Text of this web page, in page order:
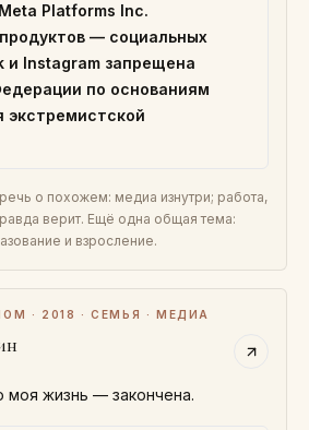
Platforms Inc.
— социальных
и Instagram запрещена
по основаниям
экстремистской
о похожем: медиа изнутри; работа,
верит. Ещё одна общая тема:
и взросление.
· 2018 · СЕМЬЯ · МЕДИА
моя жизнь — закончена.